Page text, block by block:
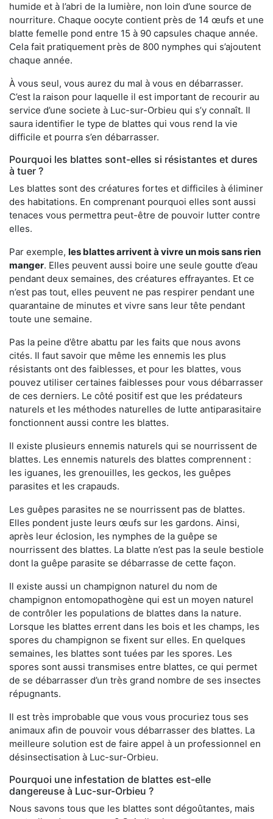
humide et à l’abri de la lumière, non loin d’une source de
nourriture. Chaque oocyte contient près de 14 œufs et une
blatte femelle pond entre 15 à 90 capsules chaque année.
Cela fait pratiquement près de 800 nymphes qui s’ajoutent
chaque année.
À vous seul, vous aurez du mal à vous en débarrasser.
C’est la raison pour laquelle il est important de recourir au
service d’une societe à Luc-sur-Orbieu qui s’y connaît. Il
saura identifier le type de blattes qui vous rend la vie
difficile et pourra s’en débarrasser.
Pourquoi les blattes sont-elles si résistantes et dures
à tuer ?
Les blattes sont des créatures fortes et difficiles à éliminer
des habitations. En comprenant pourquoi elles sont aussi
tenaces vous permettra peut-être de pouvoir lutter contre
elles.
Par exemple, les blattes arrivent à vivre un mois sans rien
manger. Elles peuvent aussi boire une seule goutte d’eau
pendant deux semaines, des créatures effrayantes. Et ce
n’est pas tout, elles peuvent ne pas respirer pendant une
quarantaine de minutes et vivre sans leur tête pendant
toute une semaine.
Pas la peine d’être abattu par les faits que nous avons
cités. Il faut savoir que même les ennemis les plus
résistants ont des faiblesses, et pour les blattes, vous
pouvez utiliser certaines faiblesses pour vous débarrasser
de ces derniers. Le côté positif est que les prédateurs
naturels et les méthodes naturelles de lutte antiparasitaire
fonctionnent aussi contre les blattes.
Il existe plusieurs ennemis naturels qui se nourrissent de
blattes. Les ennemis naturels des blattes comprennent :
les iguanes, les grenouilles, les geckos, les guêpes
parasites et les crapauds.
Les guêpes parasites ne se nourrissent pas de blattes.
Elles pondent juste leurs œufs sur les gardons. Ainsi,
après leur éclosion, les nymphes de la guêpe se
nourrissent des blattes. La blatte n’est pas la seule bestiole
dont la guêpe parasite se débarrasse de cette façon.
Il existe aussi un champignon naturel du nom de
champignon entomopathogène qui est un moyen naturel
de contrôler les populations de blattes dans la nature.
Lorsque les blattes errent dans les bois et les champs, les
spores du champignon se fixent sur elles. En quelques
semaines, les blattes sont tuées par les spores. Les
spores sont aussi transmises entre blattes, ce qui permet
de se débarrasser d’un très grand nombre de ses insectes
répugnants.
Il est très improbable que vous vous procuriez tous ses
animaux afin de pouvoir vous débarrasser des blattes. La
meilleure solution est de faire appel à un professionnel en
désinsectisation à Luc-sur-Orbieu.
Pourquoi une infestation de blattes est-elle
dangereuse à Luc-sur-Orbieu ?
Nous savons tous que les blattes sont dégoûtantes, mais